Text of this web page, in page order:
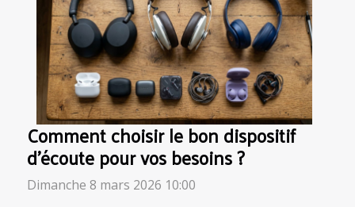
Comment choisir le bon dispositif
d'écoute pour vos besoins ?
Dimanche 8 mars 2026 10:00